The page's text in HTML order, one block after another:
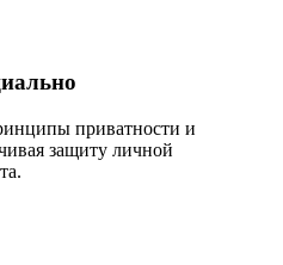
приватности и
защиту личной